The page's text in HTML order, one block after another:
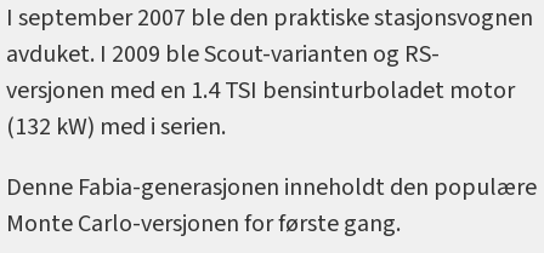
I september 2007 ble den praktiske stasjonsvognen
avduket. I 2009 ble Scout-varianten og RS-
versjonen med en 1.4 TSI bensinturboladet motor
(132 kW) med i serien.
Denne Fabia-generasjonen inneholdt den populære
Monte Carlo-versjonen for første gang.